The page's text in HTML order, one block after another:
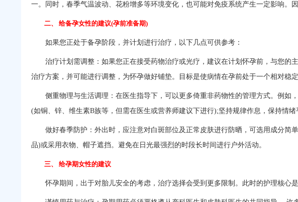
一。同时，春季气温波动、花粉增多等环境变化，也可能对免疫系统产生一定影响。
二、 给备孕女性的建议(孕前准备期)
如果您正处于备孕阶段，并计划进行治疗，以下几点可供参考：
治疗计划需调整：如果您正在接受药物治疗或光疗，建议在计划怀孕前，与您的
治疗方案，并可能进行调整，为怀孕做好铺垫。目标是使病情在孕前处于一个相对稳定
侧重物理与生活调理：在医生指导下，可以更多倚重非药物性的管理方式。例如
(如铜、锌、维生素B族等，但需在医生或营养师建议下进行);坚持规律作息，保持情绪
做好春季防护：外出时，应注意对白斑部位及正常皮肤进行防晒，可选用成分简
品)或采用衣物、帽子遮挡。避免在日光最强烈的时段长时间进行户外活动。
三、 给孕期女性的建议
怀孕期间，出于对胎儿安全的考虑，治疗选择会受到更多限制。此时的护理核心是“